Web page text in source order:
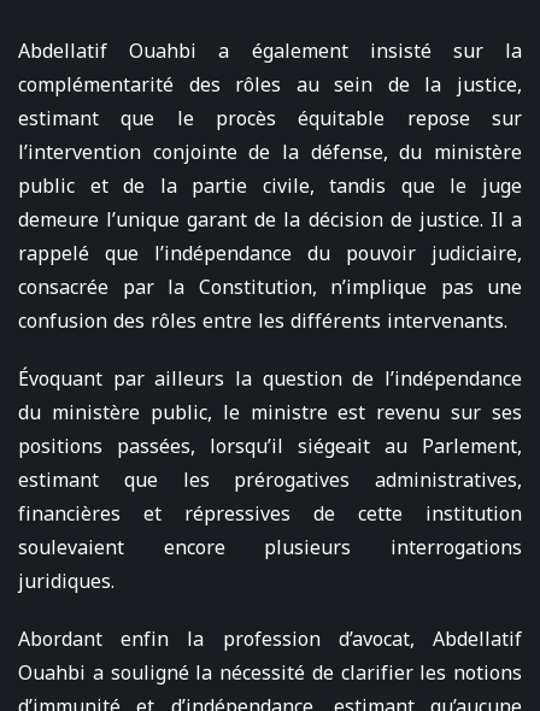
Abdellatif Ouahbi a également insisté sur la
complémentarité des rôles au sein de la justice,
estimant que le procès équitable repose sur
l’intervention conjointe de la défense, du ministère
public et de la partie civile, tandis que le juge
demeure l’unique garant de la décision de justice. Il a
rappelé que l’indépendance du pouvoir judiciaire,
consacrée par la Constitution, n’implique pas une
confusion des rôles entre les différents intervenants.
Évoquant par ailleurs la question de l’indépendance
du ministère public, le ministre est revenu sur ses
positions passées, lorsqu’il siégeait au Parlement,
estimant que les prérogatives administratives,
financières et répressives de cette institution
soulevaient encore plusieurs interrogations
juridiques.
Abordant enfin la profession d’avocat, Abdellatif
Ouahbi a souligné la nécessité de clarifier les notions